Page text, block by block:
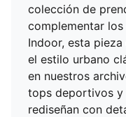
colección de
complementar
Indoor, esta
el estilo urbano
en nuestros
tops deportivos
rediseñan con